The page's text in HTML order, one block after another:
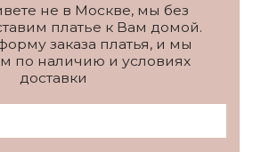
не в Москве, мы без
платье к Вам домой.
заказа платья, и мы
по наличию и условиях
доставки